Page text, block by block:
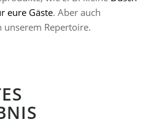
eure Gäste. Aber auch
unserem Repertoire.